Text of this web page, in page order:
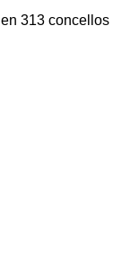
313 concellos